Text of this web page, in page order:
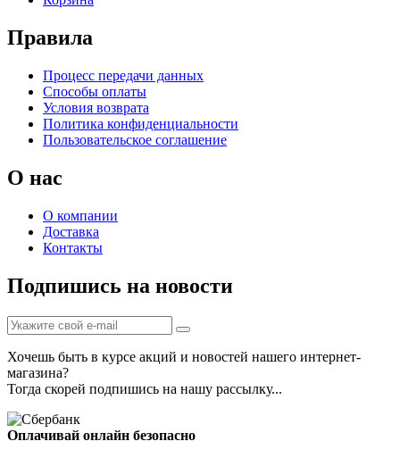
Правила
Процесс передачи данных
Способы оплаты
Условия возврата
Политика конфиденциальности
Пользовательское соглашение
О нас
О компании
Доставка
Контакты
Подпишись на новости
Хочешь быть в курсе акций и новостей нашего интернет-
магазина?
Тогда скорей подпишись на нашу рассылку...
Оплачивай онлайн безопасно